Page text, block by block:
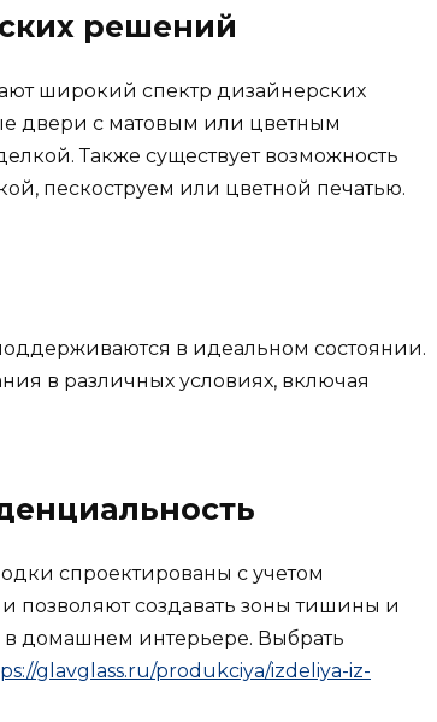
решений
широкий спектр дизайнерских
двери с матовым или цветным
Также существует возможность
пескоструем или цветной печатью.
в идеальном состоянии.
в различных условиях, включая
спроектированы с учетом
позволяют создавать зоны тишины и
домашнем интерьере. Выбрать
glavglass.ru/produkciya/izdeliya-iz-